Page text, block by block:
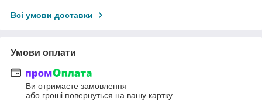
Всі умови доставки
Умови оплати
Ви отримаєте замовлення
або гроші повернуться на вашу картку